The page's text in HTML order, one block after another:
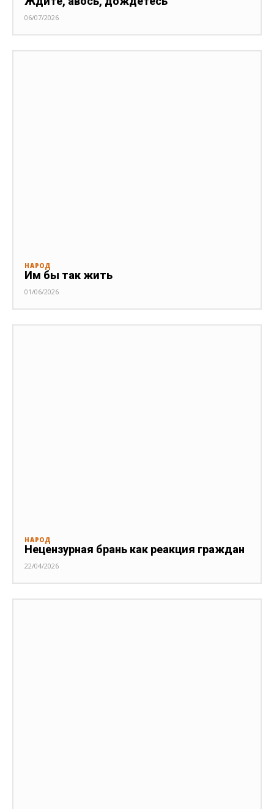
06/07/2026
НАРОД
Им бы так жить
01/06/2026
НАРОД
Нецензурная брань как реакция граждан
22/04/2026